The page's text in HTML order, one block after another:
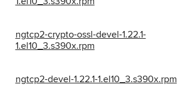
ngtcp2-crypto-ossl-devel-1.22.1-
1.el10_3.s390x.rpm
ngtcp2-devel-1.22.1-1.el10_3.s390x.rpm